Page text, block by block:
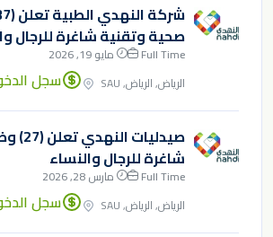
صحية وتقنية شاغرة للرجال
Full Time
مايو 19, 2026
الرياض, الرياض, SAU
سجل
شاغرة للرجال والنساء
Full Time
مارس 28, 2026
الرياض, الرياض, SAU
سجل